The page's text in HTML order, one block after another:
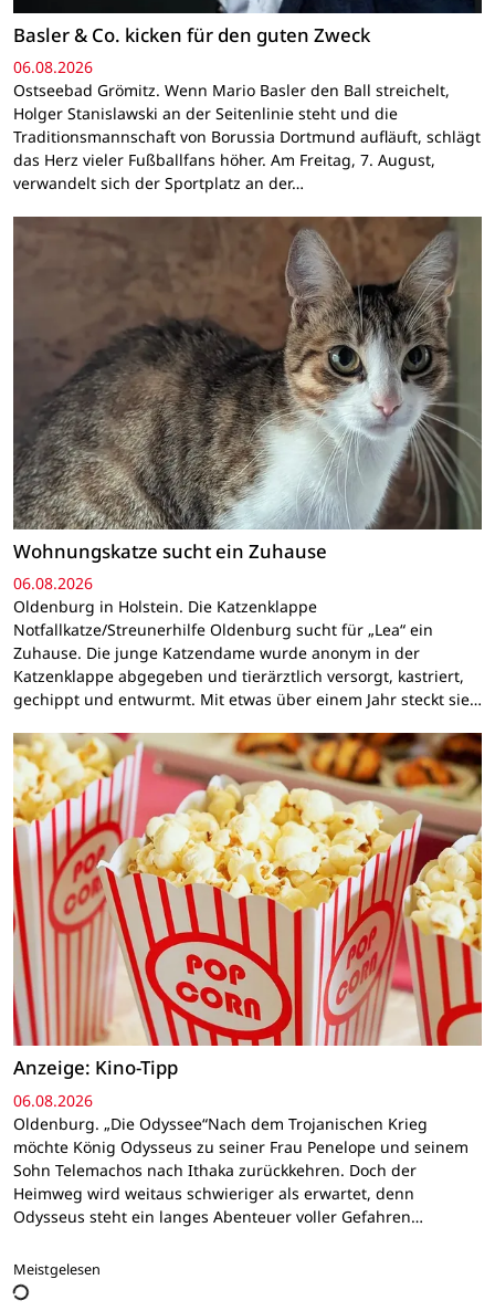
Basler & Co. kicken für den guten Zweck
06.08.2026
Ostseebad Grömitz. Wenn Mario Basler den Ball streichelt,
Holger Stanislawski an der Seitenlinie steht und die
Traditionsmannschaft von Borussia Dortmund aufläuft, schlägt
das Herz vieler Fußballfans höher. Am Freitag, 7. August,
verwandelt sich der Sportplatz an der…
Wohnungskatze sucht ein Zuhause
06.08.2026
Oldenburg in Holstein. Die Katzenklappe
Notfallkatze/Streunerhilfe Oldenburg sucht für „Lea“ ein
Zuhause. Die junge Katzendame wurde anonym in der
Katzenklappe abgegeben und tierärztlich versorgt, kastriert,
gechippt und entwurmt. Mit etwas über einem Jahr steckt sie…
Anzeige: Kino-Tipp
06.08.2026
Oldenburg. „Die Odyssee“Nach dem Trojanischen Krieg
möchte König Odysseus zu seiner Frau Penelope und seinem
Sohn Telemachos nach Ithaka zurückkehren. Doch der
Heimweg wird weitaus schwieriger als erwartet, denn
Odysseus steht ein langes Abenteuer voller Gefahren…
Meistgelesen